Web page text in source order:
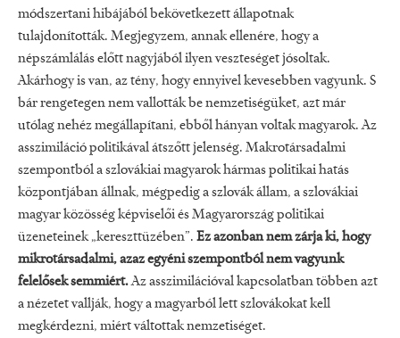
módszertani hibájából bekövetkezett állapotnak
tulajdonították. Megjegyzem, annak ellenére, hogy a
népszámlálás előtt nagyjából ilyen veszteséget jósoltak.
Akárhogy is van, az tény, hogy ennyivel kevesebben vagyunk. S
bár rengetegen nem vallották be nemzetiségüket, azt már
utólag nehéz megállapítani, ebből hányan voltak magyarok. Az
asszimiláció politikával átszőtt jelenség. Makrotársadalmi
szempontból a szlovákiai magyarok hármas politikai hatás
központjában állnak, mégpedig a szlovák állam, a szlovákiai
magyar közösség képviselői és Magyarország politikai
üzeneteinek „kereszttüzében”. Ez azonban nem zárja ki, hogy
mikrotársadalmi, azaz egyéni szempontból nem vagyunk
felelősek semmiért.Az asszimilációval kapcsolatban többen azt
a nézetet vallják, hogy a magyarból lett szlovákokat kell
megkérdezni, miért váltottak nemzetiséget.